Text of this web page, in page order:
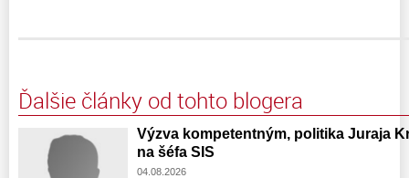
Ďalšie články od tohto blogera
Výzva kompetentným, politika Juraja
na šéfa SIS
04.08.2026